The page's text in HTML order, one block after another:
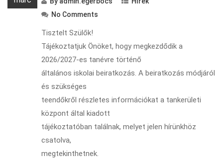
No Comments
Tisztelt Szülők!
Tájékoztatjuk Önöket, hogy megkezdődik a
2026/2027-es tanévre történő
általános iskolai beiratkozás. A beiratkozás módjáról
és szükséges
teendőkről részletes információkat a tankerületi
központ által kiadott
tájékoztatóban találnak, melyet jelen hírünkhöz
csatolva,
megtekinthetnek.